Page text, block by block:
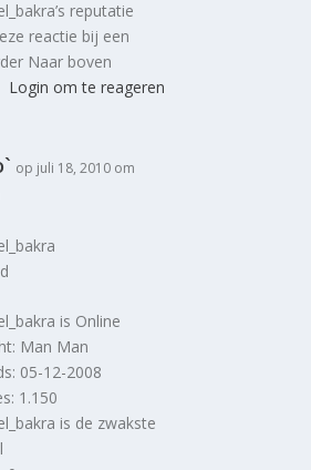
reputatie
reactie bij een
Naar boven
Login om te reageren
op juli 18, 2010 om
is Online
Man Man
05-12-2008
1.150
is de zwakste